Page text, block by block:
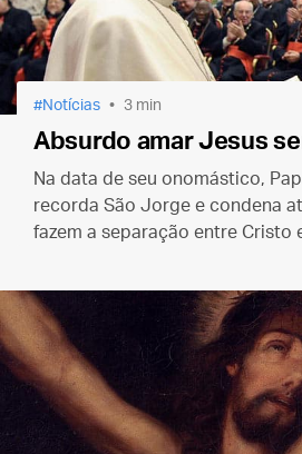
Notícias 3 min
Absurdo amar Jesus
Na data de seu onomástico,
recorda São Jorge e condena
fazem a separação entre Cristo